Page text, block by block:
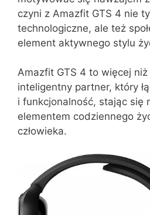
czyni z Amazfit GTS 4 nie
technologiczne, ale też
element aktywnego stylu
Amazfit GTS 4 to więcej
inteligentny partner, który
i funkcjonalność, stając się
elementem codziennego
człowieka.